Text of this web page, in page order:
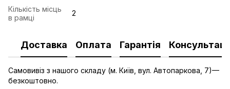
Кількість місць
в рамці
2
Доставка Оплата Гарантія
Самовивіз з нашого складу (м. Київ, вул. Автопаркова, 7)—
безкоштовно.